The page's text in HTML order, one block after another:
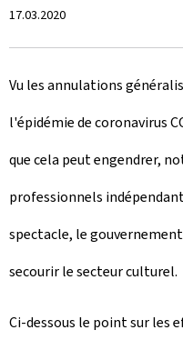
C
r
é
e
l
e
17.03.2020
Vu les annulations
l'épidémie de coronavirus
que cela peut engendrer,
professionnels
spectacle, le
secourir le secteur culturel.
Ci-dessous le point sur les